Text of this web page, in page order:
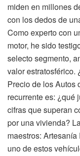
miden en millones
con los dedos de
Como experto con
motor, he sido
selecto segmento,
valor estratosférico.
Precio de los Autos
recurrente es: ¿qué
cifras que superan
por una vivienda?
maestros:
uno de estos